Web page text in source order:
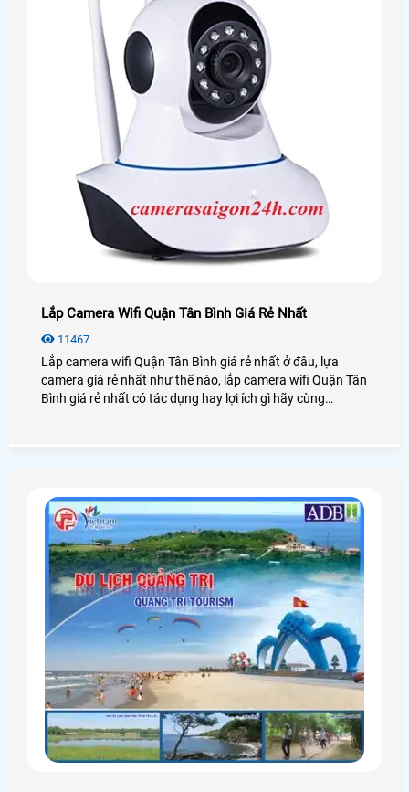
Lắp Camera Wifi Quận Tân Bình Giá Rẻ Nhất
11467
Lắp camera wifi Quận Tân Bình giá rẻ nhất ở đâu, lựa
camera giá rẻ nhất như thế nào, lắp camera wifi Quận Tân
Bình giá rẻ nhất có tác dụng hay lợi ích gì hãy cùng